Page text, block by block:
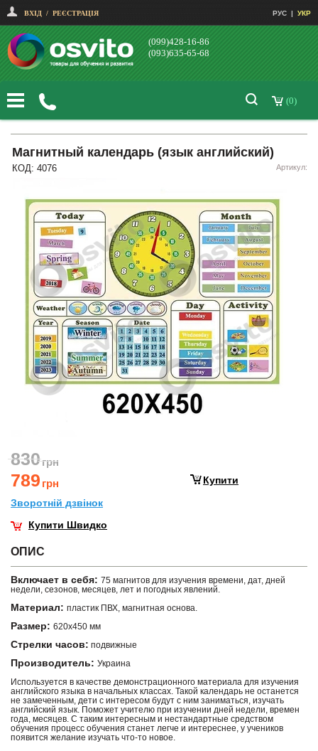
ВХІД / РЕЄСТРАЦІЯ РУС | УКР
(099)428-16-86
(093)635-65-68
(0)
Магнитный календарь (язык английский)
КОД: 4076 Артикул:
830грн
789 грн
Купити
Зворотнiй дзвiнок
Купити Швидко
ОПИС
Включает в себя: 75 магнитов для изучения времени, дат, дней
недели, сезонов, месяцев, лет и погодных явлений.
Материал: пластик ПВХ, магнитная основа.
Размер: 620х450 мм
Стрелки часов: подвижные
Производитель: Украина
Используется в качестве демонстрационного материала для изучения
английского языка в начальных классах. Такой календарь не останется
не замеченным, дети с интересом будут с ним заниматься, изучать
английский язык. Поможет учителю при изучении дней недели, времен
года, месяцев. С таким интересным и нестандартные средством
обучения процесс обучения станет легче и интереснее, у учеников
появится желание изучать что-то новое.